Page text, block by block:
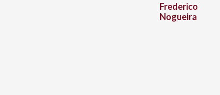
Frederico
Nogueira